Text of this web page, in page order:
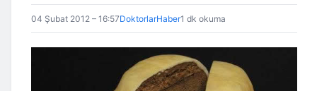
04 Şubat 2012 – 16:57DoktorlarHaber1 dk okuma